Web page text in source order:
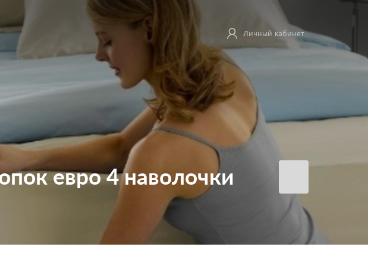
Личный кабинет
евро 4 наволочки